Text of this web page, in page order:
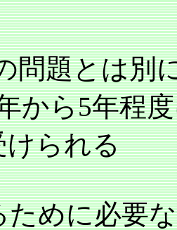
問題とは別
から5年程
けられる
ために必要